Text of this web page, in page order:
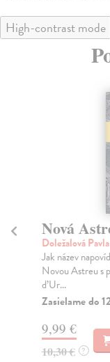
High-contrast mode
Nová
Doležalová Pavla
Jak název
Novou Astreu s
d’Ur...
Zasielame do
9,99 €
10,30 € ?